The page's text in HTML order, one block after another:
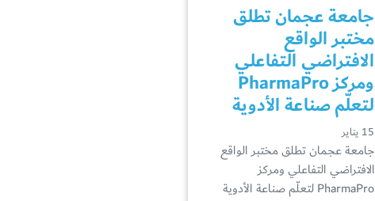
جامعة عجمان تطلق
مختبر الواقع
الافتراضي التفاعلي
ومركز PharmaPro
لتعلّم صناعة الأدوية
15 يناير
جامعة عجمان تطلق مختبر الواقع
الافتراضي التفاعلي ومركز
PharmaPro لتعلّم صناعة الأدوية